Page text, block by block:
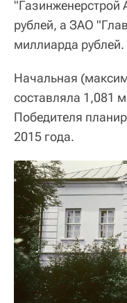
рублей, а ЗАО
миллиарда рублей.
Начальная
составляла 1,081
Победителя
2015 года.